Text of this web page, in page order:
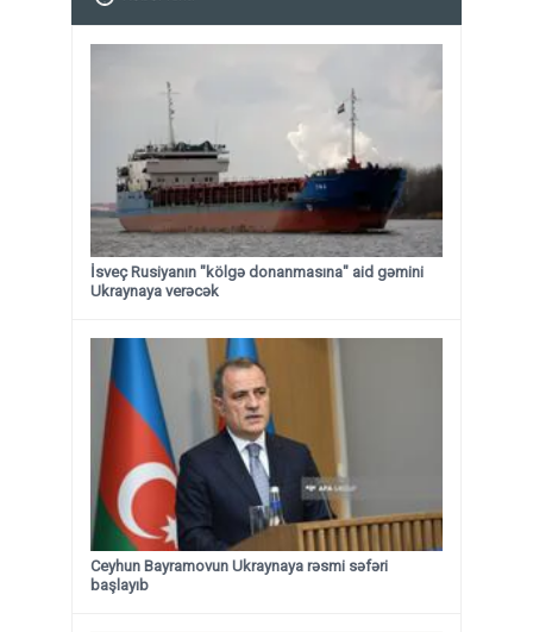
İsveç Rusiyanın "kölgə donanmasına" aid gəmini
Ukraynaya verəcək
Ceyhun Bayramovun Ukraynaya rəsmi səfəri
başlayıb